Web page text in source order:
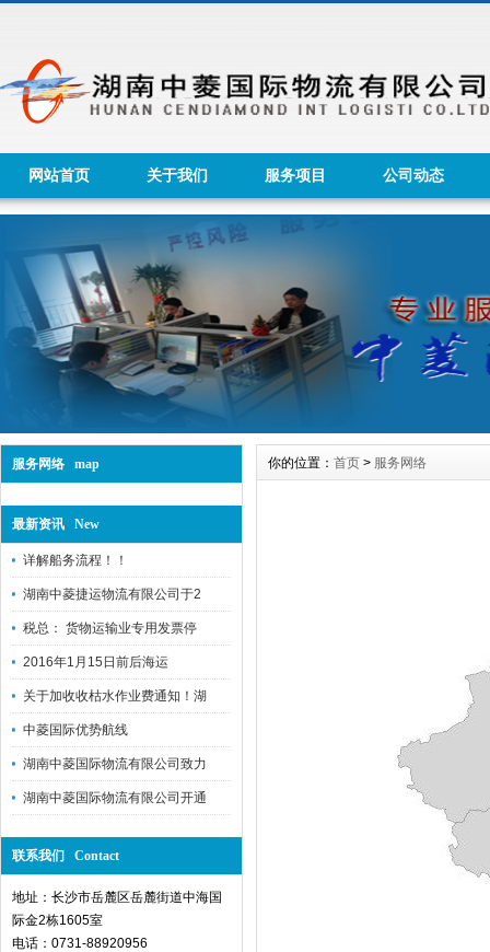
网站首页 关于我们 服务项目 公司动态
服务网络 map
最新资讯 New
详解船务流程！！
湖南中菱捷运物流有限公司于2
税总： 货物运输业专用发票停
2016年1月15日前后海运
关于加收收枯水作业费通知！湖
中菱国际优势航线
湖南中菱国际物流有限公司致力
湖南中菱国际物流有限公司开通
联系我们 Contact
地址：长沙市岳麓区岳麓街道中海国
际金2栋1605室
电话：0731-88920956
你的位置： 首页 > 服务网络